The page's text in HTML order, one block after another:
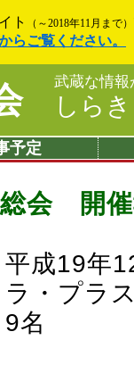
ト （～2018年11月まで）
らご覧ください。
武蔵な情報
しら
予定
総会 開
平成19年
ラ・プラ
名